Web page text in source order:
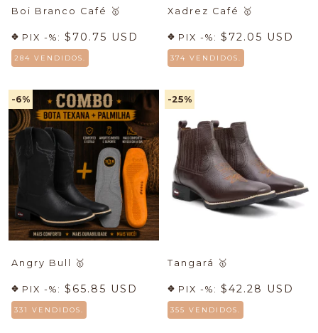
Boi Branco Café 🥇
PIX -%: $70.75 USD
284 VENDIDOS.
Xadrez Café 🥇
PIX -%: $72.05 USD
374 VENDIDOS.
-6%
Angry Bull 🥇
PIX -%: $65.85 USD
331 VENDIDOS.
-25%
Tangará 🥇
PIX -%: $42.28 USD
355 VENDIDOS.